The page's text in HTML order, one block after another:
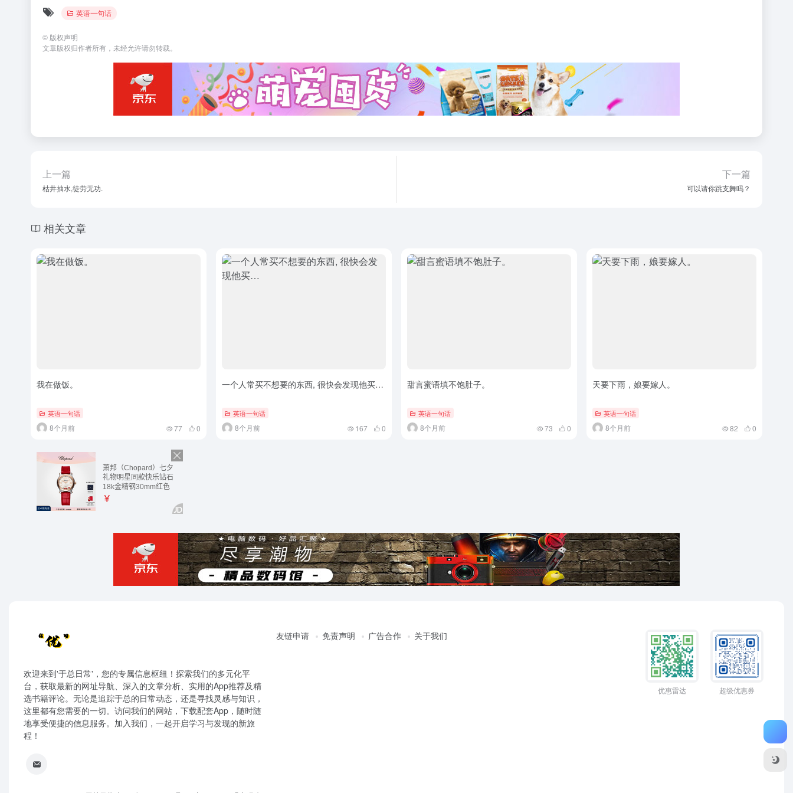
英语一句话
© 版权声明
文章版权归作者所有，未经允许请勿转载。
上一篇
枯井抽水,徒劳无功.
下一篇
可以请你跳支舞吗？
相关文章
我在做饭。
英语一句话
8个月前 77 0
一个人常买不想要的东西, 很快会发现他买…
英语一句话
8个月前 167 0
甜言蜜语填不饱肚子。
英语一句话
8个月前 73 0
天要下雨，娘要嫁人。
英语一句话
8个月前 82 0
欢迎来到'于总日常'，您的专属信息枢纽！探索我们的多元化平
台，获取最新的网址导航、深入的文章分析、实用的App推荐及精
选书籍评论。无论是追踪于总的日常动态，还是寻找灵感与知识，
这里都有您需要的一切。访问我们的网站，下载配套App，随时随
地享受便捷的信息服务。加入我们，一起开启学习与发现的新旅
程！
友链申请 免责声明 广告合作 关于我们
优惠雷达 超级优惠券